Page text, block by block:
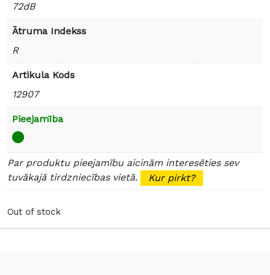
72dB
Ātruma Indekss
R
Artikula Kods
12907
Pieejamība
Par produktu pieejamību aicinām interesēties sev
tuvākajā tirdzniecības vietā.
Kur pirkt?
Out of stock